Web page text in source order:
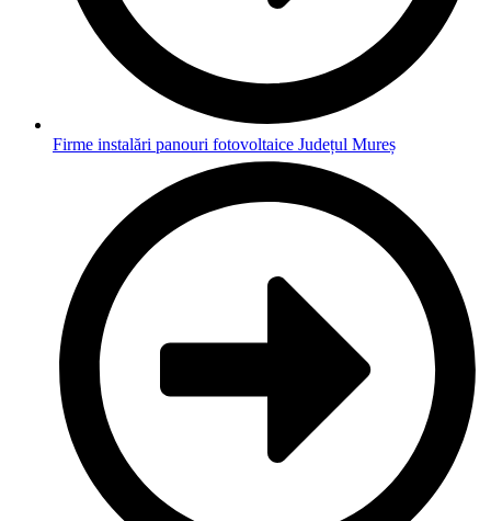
Firme instalări panouri fotovoltaice Județul Mureș